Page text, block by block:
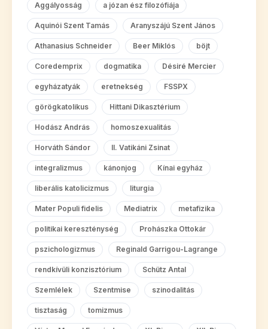
Aggályosság a józan ész filozófiája
Aquinói Szent Tamás Aranyszájú Szent János
Athanasius Schneider Beer Miklós böjt
Coredemprix dogmatika Désiré Mercier
egyházatyák eretnekség FSSPX
görögkatolikus Hittani Dikasztérium
Hodász András homoszexualitás
Horváth Sándor II. Vatikáni Zsinat
integralizmus kánonjog Kínai egyház
liberális katolicizmus liturgia
Mater Populi fidelis Mediatrix metafizika
politikai kereszténység Prohászka Ottokár
pszichologizmus Reginald Garrigou-Lagrange
rendkívüli konzisztórium Schütz Antal
Szemlélek Szentmise szinodalitás
tisztaság tomizmus